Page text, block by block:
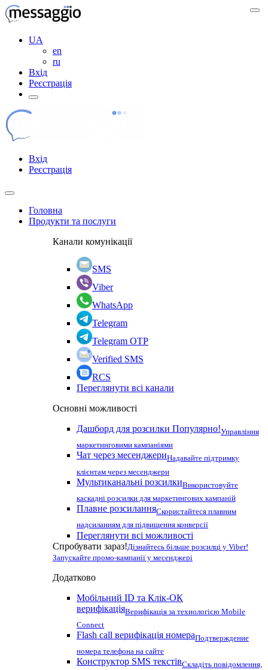
UA
en
ru
Вхід
Реєстрація
Вхід
Реєстрація
Головна
Продукти та послуги
Канали комунікації
SMS
Viber
WhatsApp
Telegram
Telegram OTP
Verified SMS
RCS
Переглянути всі канали
Основні можливості
Дашборд для розсилки Популярно!Управління
маркетинговими кампаніями
Чат через месенджериНадавайте підтримку
клієнтам через месенджери
Мультиканальні розсилкиВикористовуйте
каскадні розсилки для маркетингових кампаній
Плавне розсиланняСкористайтеся плавним
надсиланням для підвищення конверсії
Переглянути всі можливості
Спробувати зараз!Дізнайтесь більше розсилці у Viber!
Запускайте промо-кампанії у месенджері
Додатково
Мобільний ID та Клік-ОК
верифікаціяВерифікація за технологією Mobile
Connect
Flash call верифікація номераПодтверждение
номера телефона на сайте
Конструктор SMS текстівСкладіть повідомлення,